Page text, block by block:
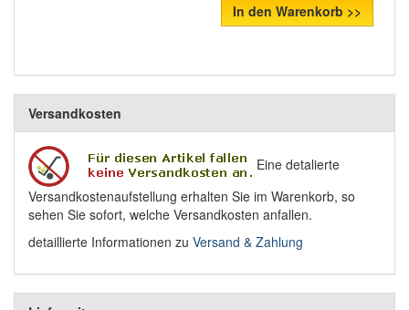
In den Warenkorb >>
Versandkosten
Eine detalierte
Versandkostenaufstellung erhalten Sie im Warenkorb, so
sehen Sie sofort, welche Versandkosten anfallen.
detaillierte Informationen zu Versand & Zahlung